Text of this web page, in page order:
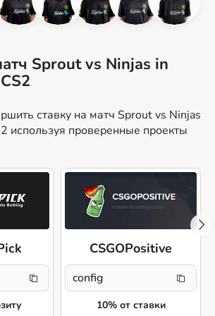
Sprout vs Ninjas in
ставку на матч Sprout vs Ninjas
используя проверенные проекты
CSGOPositive
config
10% от ставки